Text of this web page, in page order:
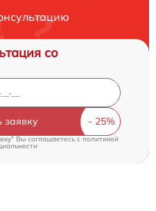
со
заявку
Вы соглашаетесь cполитикой